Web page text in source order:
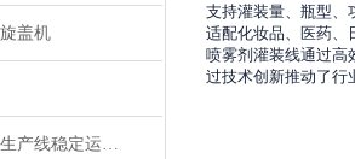
盖机
确保口服液灌装生产线稳定运行的关键措施
支持灌装量、瓶型、
适配化妆品、医药、
喷雾剂灌装线通过高
过技术创新推动了行